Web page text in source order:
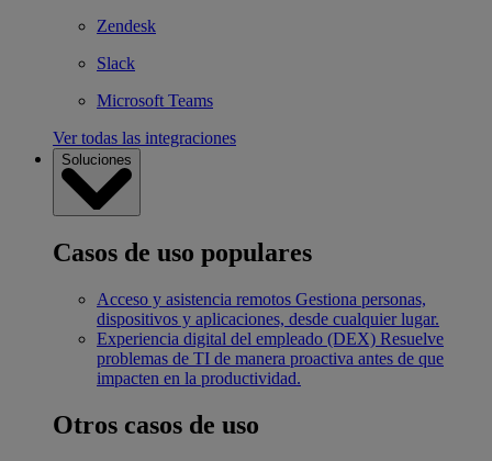
Zendesk
Slack
Microsoft Teams
Ver todas las integraciones
Soluciones
Casos de uso populares
Acceso y asistencia remotos Gestiona personas,
dispositivos y aplicaciones, desde cualquier lugar.
Experiencia digital del empleado (DEX) Resuelve
problemas de TI de manera proactiva antes de que
impacten en la productividad.
Otros casos de uso